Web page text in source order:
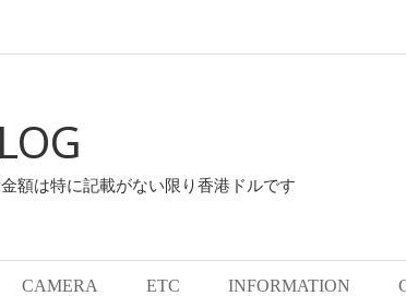
額は特に記載がない限り香港ドルです
CAMERA ETC INFORMATION